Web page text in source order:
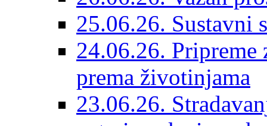
25.06.26. Sustavni
24.06.26.
prema životinjama
23.06.26.